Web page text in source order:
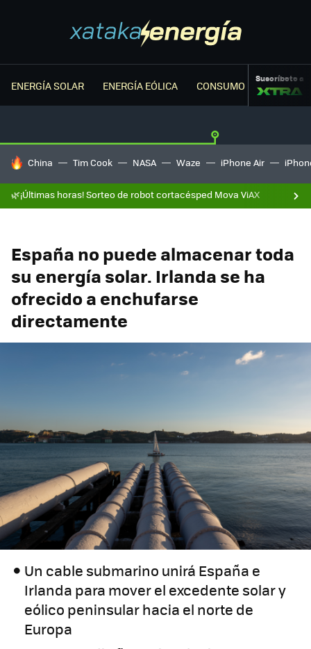
ENERGÍA SOLAR ENERGÍA EÓLICA CONSUMO ENERGÉTICO
Suscríbete a
HOY SE HABLA DE
China Tim Cook NASA Waze iPhone Air
🌿¡Últimas horas! Sorteo de robot cortacésped Mova ViAX
España no puede almacenar toda
su energía solar. Irlanda se ha
ofrecido a enchufarse
directamente
Un cable submarino unirá España e
Irlanda para mover el excedente solar y
eólico peninsular hacia el norte de
Europa